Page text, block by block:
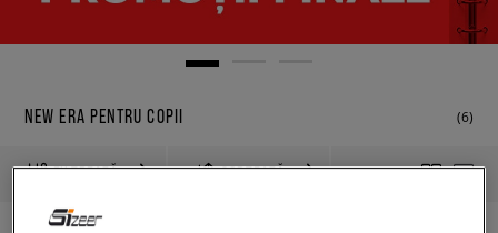
NEW ERA PENTRU COPII (6)
FILTREAZĂ SORTEAZĂ